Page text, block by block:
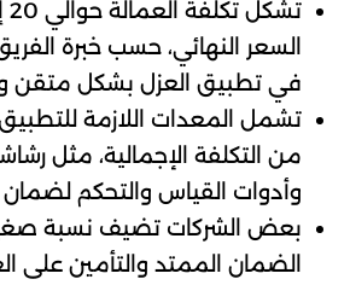
السعر النهائي، حسب خبرة
في تطبيق العزل بشكل متقن
من التكلفة الإجمالية، مثل
وأدوات القياس والتحكم
بعض الشركات تضيف نسبة
الضمان الممتد والتأمين على